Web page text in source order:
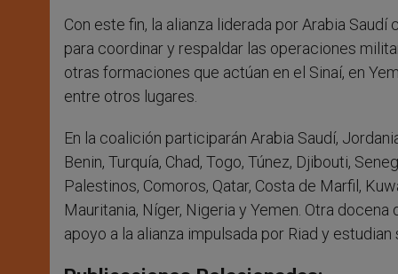
Con este fin, la alianza liderada por Arabia
para coordinar y respaldar las operaciones
otras formaciones que actúan en el Sinaí, en
entre otros lugares.
En la coalición participarán Arabia Saudí,
Benin, Turquía, Chad, Togo, Túnez, Djibouti,
Palestinos, Comoros, Qatar, Costa de Marfil,
Mauritania, Níger, Nigeria y Yemen. Otra
apoyo a la alianza impulsada por Riad y